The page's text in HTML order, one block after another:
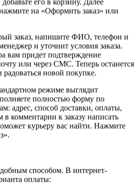
на «Оформить заказ» или
заказ, напишите ФИО, телефон и
и уточнит условия заказа.
вам придет подтверждение
или через СМС. Теперь останется
радоваться новой покупке.
режиме выглядит
полностью форму по
адрес, способ доставки, оплаты,
в комментарии к заказу написать
курьеру вас найти. Нажмите
способом. В интернет-
оплаты: